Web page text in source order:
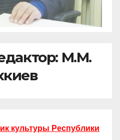
М.М.
культуры Республики